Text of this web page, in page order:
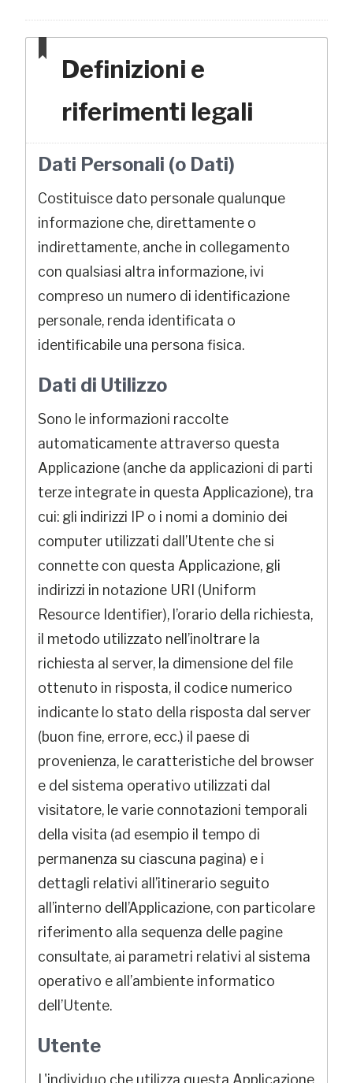
Definizioni e
riferimenti legali
Dati Personali (o Dati)
Costituisce dato personale qualunque
informazione che, direttamente o
indirettamente, anche in collegamento
con qualsiasi altra informazione, ivi
compreso un numero di identificazione
personale, renda identificata o
identificabile una persona fisica.
Dati di Utilizzo
Sono le informazioni raccolte
automaticamente attraverso questa
Applicazione (anche da applicazioni di parti
terze integrate in questa Applicazione), tra
cui: gli indirizzi IP o i nomi a dominio dei
computer utilizzati dall’Utente che si
connette con questa Applicazione, gli
indirizzi in notazione URI (Uniform
Resource Identifier), l’orario della richiesta,
il metodo utilizzato nell’inoltrare la
richiesta al server, la dimensione del file
ottenuto in risposta, il codice numerico
indicante lo stato della risposta dal server
(buon fine, errore, ecc.) il paese di
provenienza, le caratteristiche del browser
e del sistema operativo utilizzati dal
visitatore, le varie connotazioni temporali
della visita (ad esempio il tempo di
permanenza su ciascuna pagina) e i
dettagli relativi all’itinerario seguito
all’interno dell’Applicazione, con particolare
riferimento alla sequenza delle pagine
consultate, ai parametri relativi al sistema
operativo e all’ambiente informatico
dell’Utente.
Utente
L'individuo che utilizza questa Applicazione